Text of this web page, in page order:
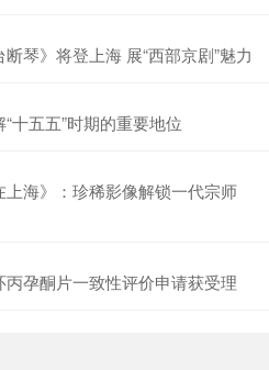
琴》将登上海 展“西部京剧”魅力
十五五”时期的重要地位
海》：珍稀影像解锁一代宗师
孕酮片一致性评价申请获受理